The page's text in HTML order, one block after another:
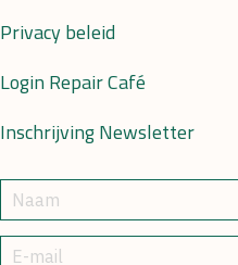
Privacy beleid
Login Repair Café
Inschrijving Newsletter